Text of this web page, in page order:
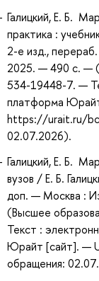
Галицкий, Е. Б.
практика :
2-е изд.,
2025. — 490 с. —
534-19448-7. —
платформа
https://urait.ru/
02.07.2026).
Галицкий, Е. Б.
вузов / Е. Б.
доп. — Москва :
(Высшее
Текст :
Юрайт [сайт]. —
обращения: